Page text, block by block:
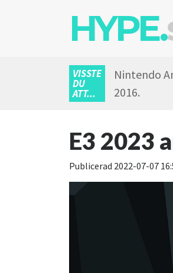
HYPE.
VISSTE
DU
ATT...
Nintendo
2016.
E3 2023
Publicerad 2022-07-07